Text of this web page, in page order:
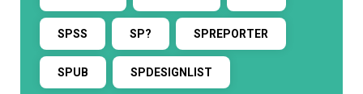
SPSS SP? SPREPORTER
SPUB SPDESIGNLIST